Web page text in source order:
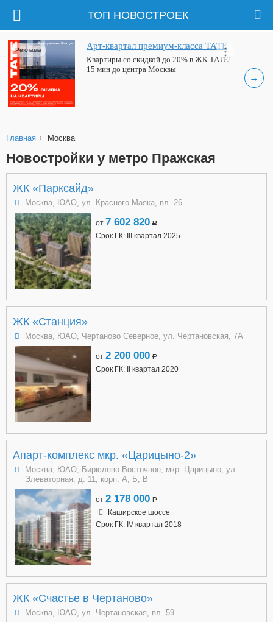
ТОП НОВОСТРОЕК
→
Арт-квартал премиум-класса ТАТЕ
Квартиры со скидкой до 20% в ЖК ТАТЕ!.
15 мин до центра Москвы
Реклама
Главная › Москва
Новостройки у метро Пражская
ЖК «Парксайд»
Москва, ЮАО, ул. Красного Маяка, вл. 26
от 7 602 820 a
Срок ГК: III квартал 2025
ЖК «Станция»
Москва, ЮАО, Чертаново Северное, ул. Чертановская, 7А
от 2 200 000 a
Срок ГК: II квартал 2020
Апарт-комплекс мкр. «Царицыно-2»
Москва, ЮАО, Бирюлево Восточное, мкр. Царицыно, ул.
Элеваторная, д. 11, корп. А, Б, В
от 2 178 000 a
Каширское шоссе
Срок ГК: IV квартал 2018
ЖК «Счастье в Чертаново»
Москва, ЮАО, ул. Чертановская, вл. 59